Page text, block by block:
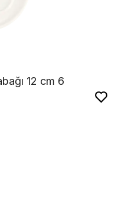
12 cm 6